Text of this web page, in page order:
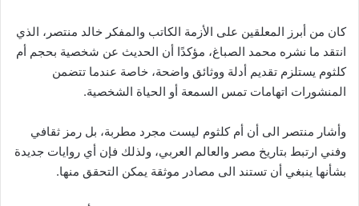
كان من أبرز المعلقين على الأزمة الكاتب والمفكر خالد منتصر، الذي
انتقد ما نشره محمد الصباغ، مؤكدًا أن الحديث عن شخصية بحجم أم
كلثوم يستلزم تقديم أدلة ووثائق واضحة، خاصة عندما تتضمن
المنشورات اتهامات تمس السمعة أو الحياة الشخصية.
وأشار منتصر الى أن أم كلثوم ليست مجرد مطربة، بل رمز ثقافي
وفني ارتبط بتاريخ مصر والعالم العربي، ولذلك فإن أي روايات جديدة
بشأنها ينبغي أن تستند الى مصادر موثقة يمكن التحقق منها.